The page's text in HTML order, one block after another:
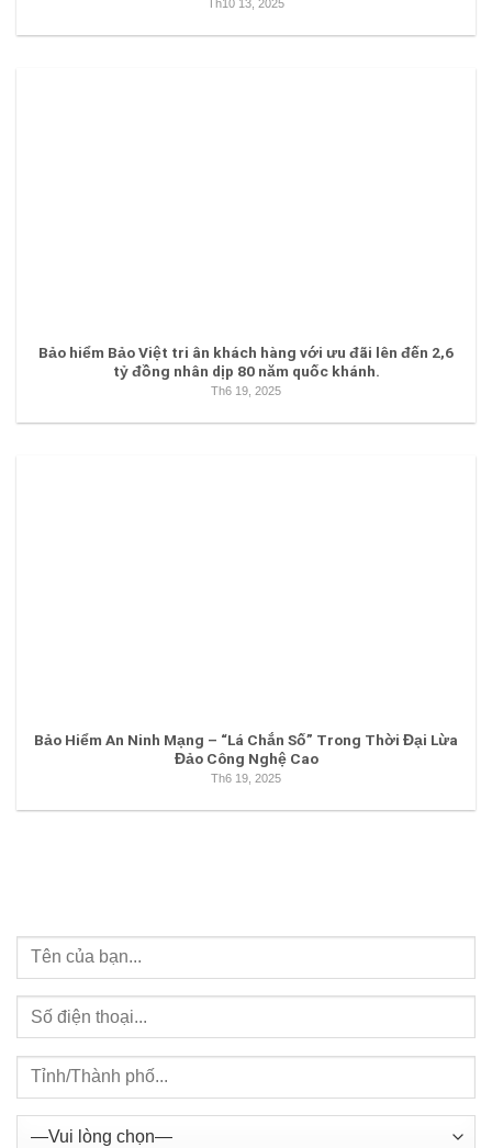
Th10 13, 2025
Bảo hiểm Bảo Việt tri ân khách hàng với ưu đãi lên đến 2,6
tỷ đồng nhân dịp 80 năm quốc khánh.
Th6 19, 2025
Bảo Hiểm An Ninh Mạng – “Lá Chắn Số” Trong Thời Đại Lừa
Đảo Công Nghệ Cao
Th6 19, 2025